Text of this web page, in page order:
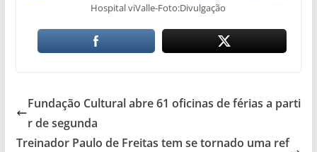
Hospital viValle-Foto:Divulgação
Fundação Cultural abre 61 oficinas de férias a parti
r de segunda
Treinador Paulo de Freitas tem se tornado uma ref